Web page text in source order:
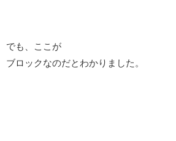
でも、ここが
ブロックなのだとわかりました。